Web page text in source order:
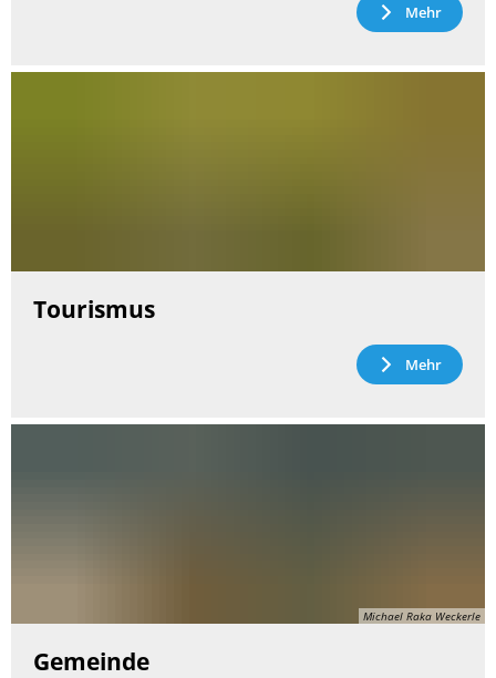
Mehr
Tourismus
Mehr
Michael Raka Weckerle
Gemeinde